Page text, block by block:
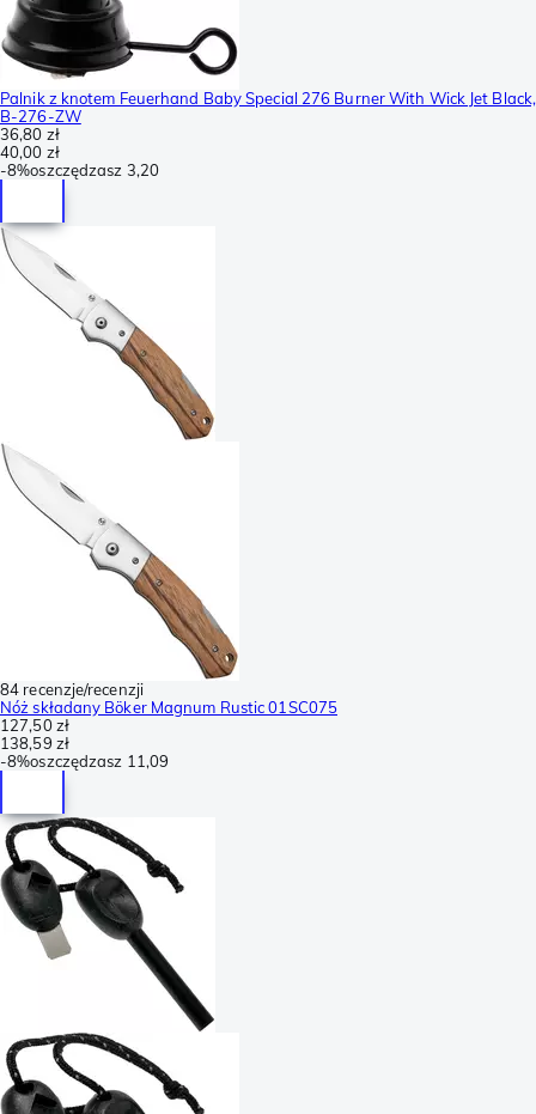
Palnik z knotem Feuerhand Baby Special 276 Burner With Wick Jet Black,
B-276-ZW
36,80 zł
40,00 zł
-8%oszczędzasz 3,20
84 recenzje/recenzji
Nóż składany Böker Magnum Rustic 01SC075
127,50 zł
138,59 zł
-8%oszczędzasz 11,09